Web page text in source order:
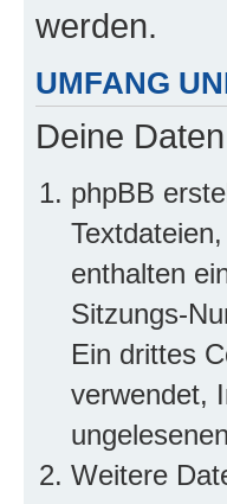
werden.
UMFANG
Deine
phpBB
enthalten
Sitzungs-
Ein drittes
verwendet,
Weitere